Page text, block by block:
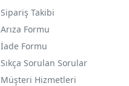
Sipariş Takibi
Arıza Formu
İade Formu
Sıkça Sorulan Sorular
Müşteri Hizmetleri